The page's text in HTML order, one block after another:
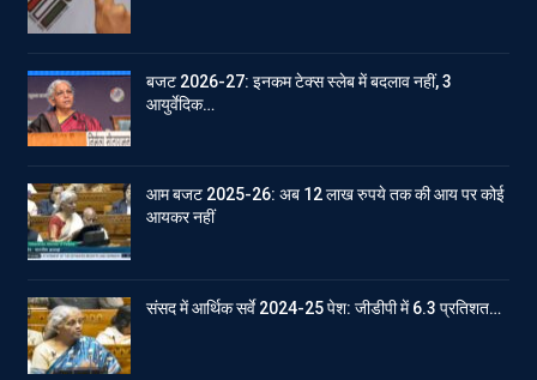
बजट 2026-27: इनकम टेक्स स्लेब में बदलाव नहीं, 3
आयुर्वेदिक…
आम बजट 2025-26: अब 12 लाख रुपये तक की आय पर कोई
आयकर नहीं
संसद में आर्थिक सर्वे 2024-25 पेश: जीडीपी में 6.3 प्रतिशत…